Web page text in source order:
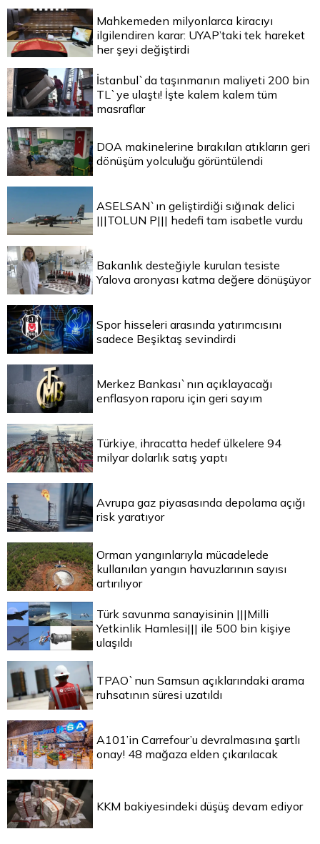
Mahkemeden milyonlarca kiracıyı
ilgilendiren karar: UYAP’taki tek hareket
her şeyi değiştirdi
İstanbul`da taşınmanın maliyeti 200 bin
TL`ye ulaştı! İşte kalem kalem tüm
masraflar
DOA makinelerine bırakılan atıkların geri
dönüşüm yolculuğu görüntülendi
ASELSAN`ın geliştirdiği sığınak delici
|||TOLUN P||| hedefi tam isabetle vurdu
Bakanlık desteğiyle kurulan tesiste
Yalova aronyası katma değere dönüşüyor
Spor hisseleri arasında yatırımcısını
sadece Beşiktaş sevindirdi
Merkez Bankası`nın açıklayacağı
enflasyon raporu için geri sayım
Türkiye, ihracatta hedef ülkelere 94
milyar dolarlık satış yaptı
Avrupa gaz piyasasında depolama açığı
risk yaratıyor
Orman yangınlarıyla mücadelede
kullanılan yangın havuzlarının sayısı
artırılıyor
Türk savunma sanayisinin |||Milli
Yetkinlik Hamlesi||| ile 500 bin kişiye
ulaşıldı
TPAO`nun Samsun açıklarındaki arama
ruhsatının süresi uzatıldı
A101’in Carrefour’u devralmasına şartlı
onay! 48 mağaza elden çıkarılacak
KKM bakiyesindeki düşüş devam ediyor